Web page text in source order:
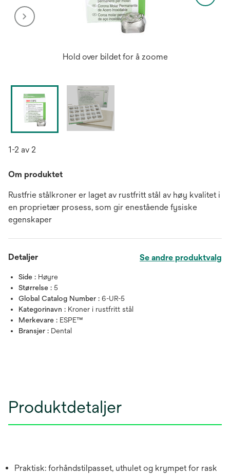
Hold over bildet for å zoome
1-2 av 2
Om produktet
Rustfrie stålkroner er laget av rustfritt stål av høy kvalitet i
en proprietær prosess, som gir enestående fysiske
egenskaper
Detaljer Se andre produktvalg
Side : Høyre
Størrelse : 5
Global Catalog Number : 6-UR-5
Kategorinavn : Kroner i rustfritt stål
Merkevare : ESPE™
Bransjer : Dental
Produktdetaljer
Praktisk: forhåndstilpasset, uthulet og krympet for rask